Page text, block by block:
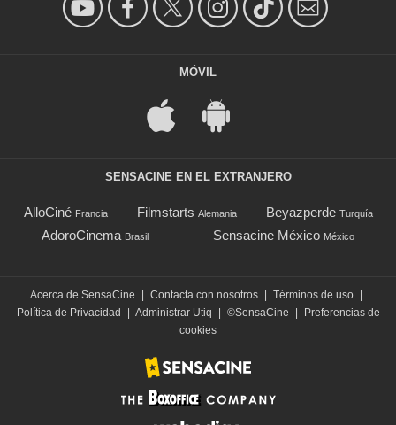
MÓVIL
SENSACINE EN EL EXTRANJERO
AlloCiné Francia Filmstarts Alemania Beyazperde Turquía
AdoroCinema Brasil Sensacine México México
Acerca de SensaCine | Contacta con nosotros | Términos de uso |
Política de Privacidad
| Administrar Utiq | ©SensaCine |
Preferencias de
cookies